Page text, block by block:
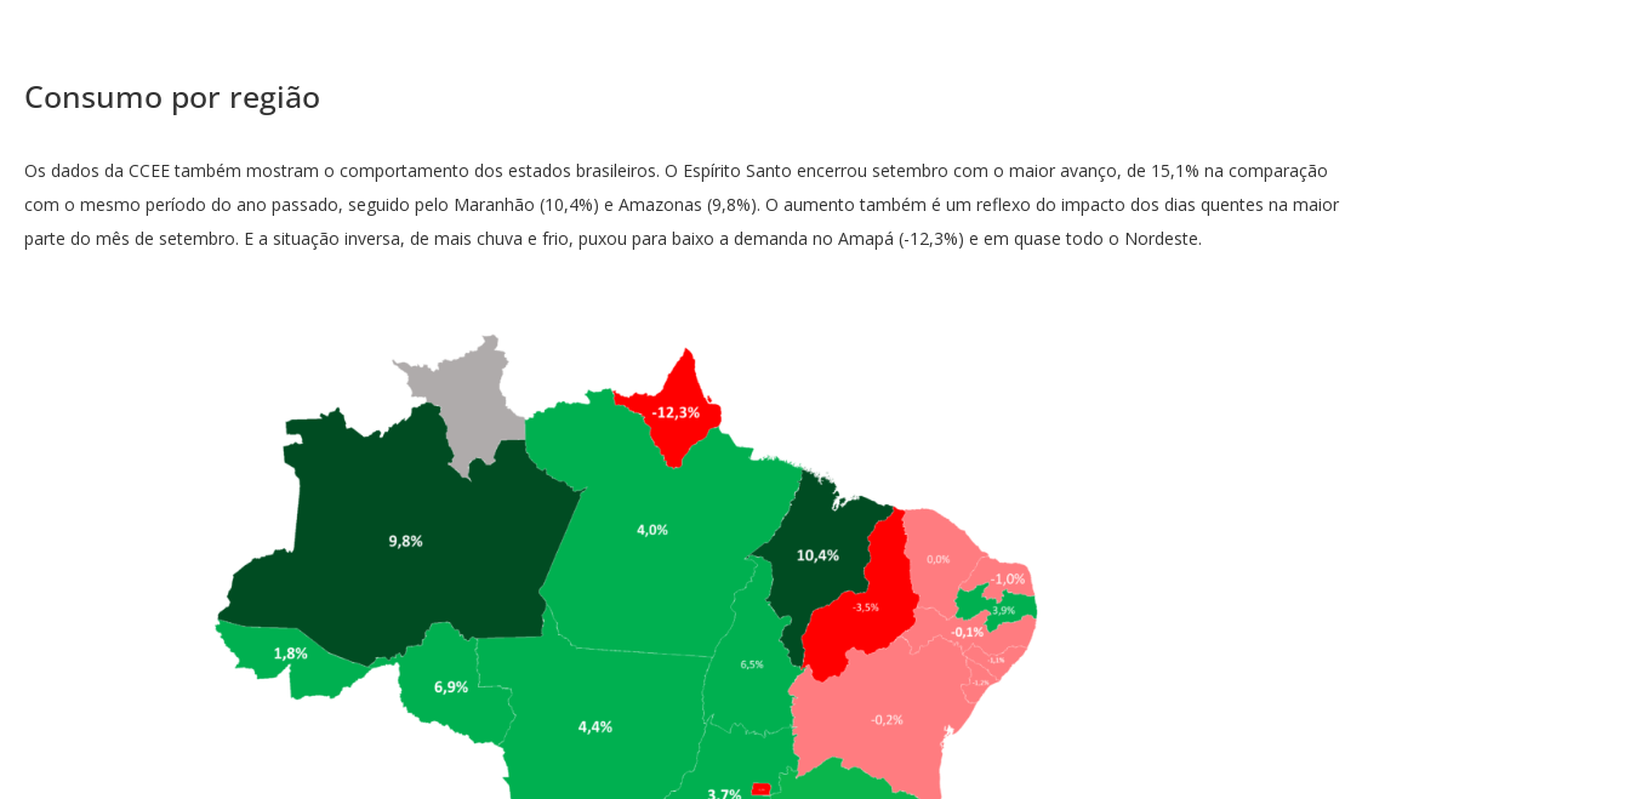
Consumo por região
Os dados da CCEE também mostram o comportamento dos estados brasileiros. O Espírito Santo encerrou setembro com o maior avanço, de 15,1% na comparação
com o mesmo período do ano passado, seguido pelo Maranhão (10,4%) e Amazonas (9,8%). O aumento também é um reflexo do impacto dos dias quentes na maior
parte do mês de setembro. E a situação inversa, de mais chuva e frio, puxou para baixo a demanda no Amapá (-12,3%) e em quase todo o Nordeste.